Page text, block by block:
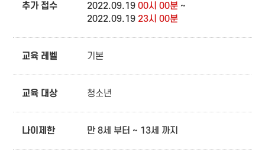
추가 접수 2022.09.1900시 00분 ~
2022.09.19 23시 00분
교육 레벨 기본
교육 대상 청소년
나이제한 만 8세 부터 ~ 13세 까지